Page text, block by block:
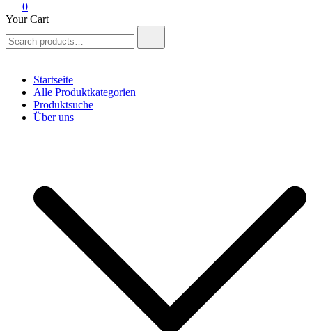
0
Your Cart
for:
Startseite
Alle Produktkategorien
Produktsuche
Über uns